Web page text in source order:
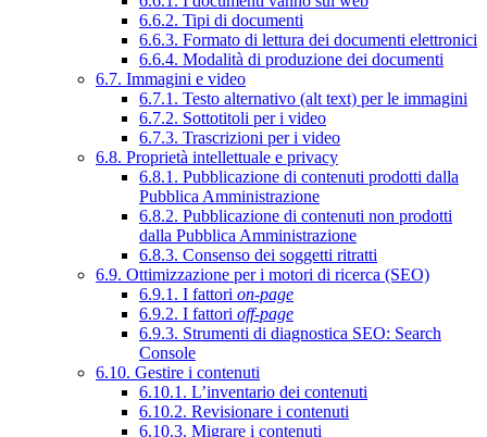
6.6.2. Tipi di documenti
6.6.3. Formato di lettura dei documenti elettronici
6.6.4. Modalità di produzione dei documenti
6.7. Immagini e video
6.7.1. Testo alternativo (alt text) per le immagini
6.7.2. Sottotitoli per i video
6.7.3. Trascrizioni per i video
6.8. Proprietà intellettuale e privacy
6.8.1. Pubblicazione di contenuti prodotti dalla
Pubblica Amministrazione
6.8.2. Pubblicazione di contenuti non prodotti
dalla Pubblica Amministrazione
6.8.3. Consenso dei soggetti ritratti
6.9. Ottimizzazione per i motori di ricerca (SEO)
6.9.1. I fattori on-page
6.9.2. I fattori off-page
6.9.3. Strumenti di diagnostica SEO: Search
Console
6.10. Gestire i contenuti
6.10.1. L’inventario dei contenuti
6.10.2. Revisionare i contenuti
6.10.3. Migrare i contenuti